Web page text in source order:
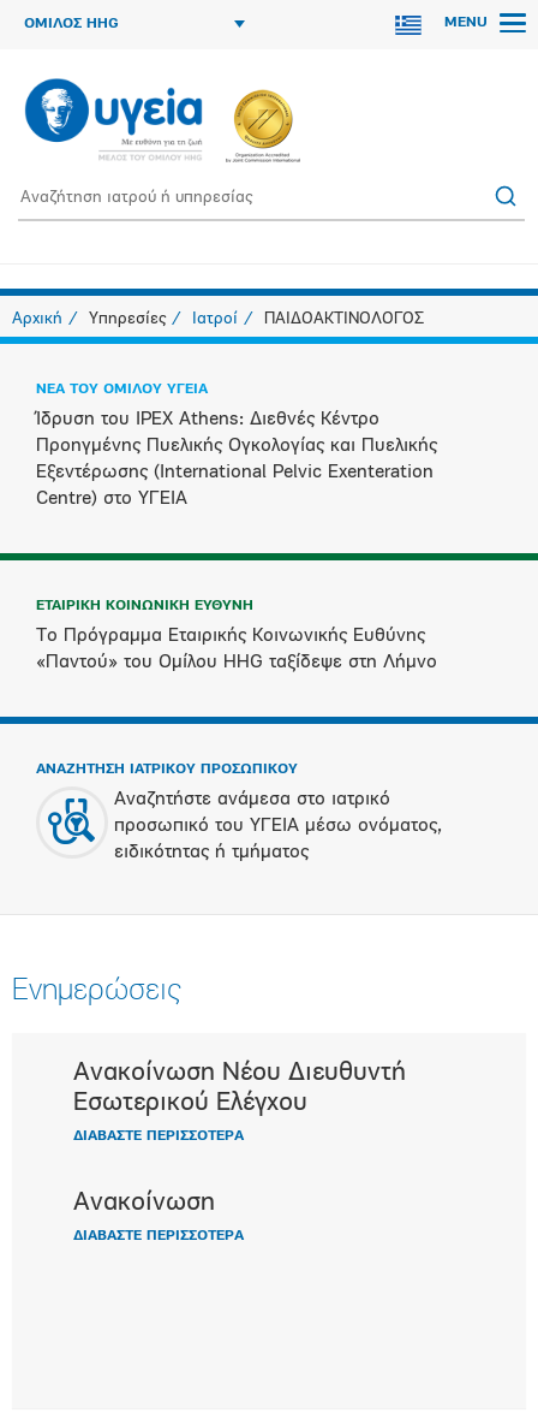
ΟΜΙΛΟΣ HHG MENU
Αρχική Υπηρεσίες Ιατροί ΠΑΙΔΟΑΚΤΙΝΟΛΟΓΟΣ
ΝΕΑ ΤΟΥ ΟΜΙΛΟΥ ΥΓΕΙΑ
Ίδρυση του IPEX Athens: Διεθνές Κέντρο
Προηγμένης Πυελικής Ογκολογίας και Πυελικής
Εξεντέρωσης (International Pelvic Exenteration
Centre) στο ΥΓΕΙΑ
ΕΤΑΙΡΙΚΗ ΚΟΙΝΩΝΙΚΗ ΕΥΘΥΝΗ
Το Πρόγραμμα Εταιρικής Κοινωνικής Ευθύνης
«Παντού» του Ομίλου HHG ταξίδεψε στη Λήμνο
ΑΝΑΖΗΤΗΣΗ ΙΑΤΡΙΚΟΥ ΠΡΟΣΩΠΙΚΟΥ
Αναζητήστε ανάμεσα στο ιατρικό
προσωπικό του ΥΓΕΙΑ μέσω ονόματος,
ειδικότητας ή τμήματος
Ενημερώσεις
Ανακοίνωση Νέου Διευθυντή
Εσωτερικού Ελέγχου
ΔΙΑΒΑΣΤΕ ΠΕΡΙΣΣΟΤΕΡΑ
Ανακοίνωση
ΔΙΑΒΑΣΤΕ ΠΕΡΙΣΣΟΤΕΡΑ